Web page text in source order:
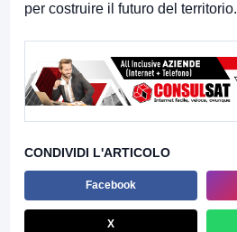
per costruire il futuro del territorio.
CONDIVIDI L'ARTICOLO
Facebook
X